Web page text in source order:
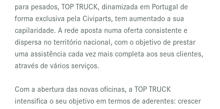
para pesados, TOP TRUCK, dinamizada em Portugal de
forma exclusiva pela Civiparts, tem aumentado a sua
capilaridade. A rede aposta numa oferta consistente e
dispersa no território nacional, com o objetivo de prestar
uma assistência cada vez mais completa aos seus clientes,
através de vários serviços.
Com a abertura das novas oficinas, a TOP TRUCK
intensifica o seu objetivo em termos de aderentes: crescer